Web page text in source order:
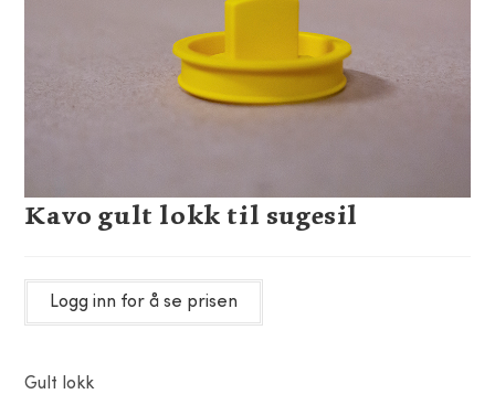
Kavo gult lokk til sugesil
Logg inn for å se prisen
Gult lokk